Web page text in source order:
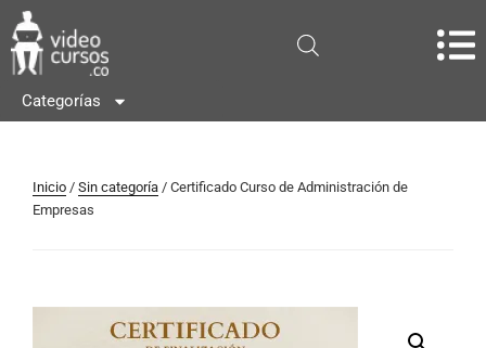
Categorías
Inicio / Sin categoría / Certificado Curso de Administración de
Empresas